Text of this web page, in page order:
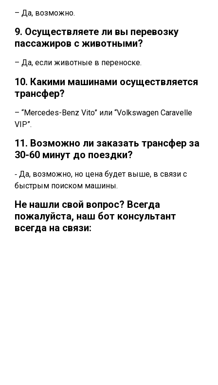
– Да, возможно.
9. Осуществляете ли вы перевозку
пассажиров с животными?
– Да, если животные в переноске.
10. Какими машинами осуществляется
трансфер?
– “Mercedes-Benz Vito” или “Volkswagen Caravelle
VIP”.
11. Возможно ли заказать трансфер за
30-60 минут до поездки?
⁃ Да, возможно, но цена будет выше, в связи с
быстрым поиском машины.
Не нашли свой вопрос? Всегда
пожалуйста, наш бот консультант
всегда на связи: